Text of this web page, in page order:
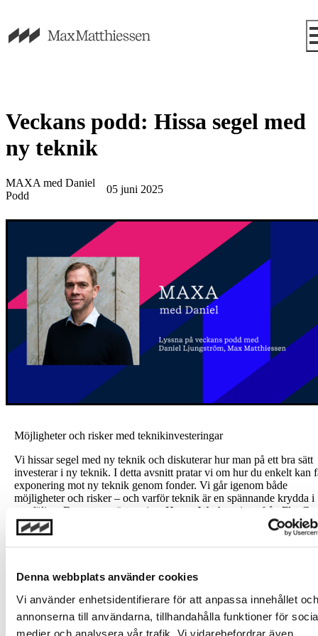
Denna webbplats använder cookies
Vi använder enhetsidentifierare för att anpassa innehållet och
annonserna till användarna, tillhandahålla funktioner för
medier och analysera vår trafik. Vi vidarebefordrar även
Veckans podd: Hissa segel med
ny teknik
MAXA med Daniel
Podd
05 juni 2025
Möjligheter och risker med teknikinvesteringar
Vi hissar segel med ny teknik och diskuterar hur man på ett bra sätt
investerar i ny teknik. I detta avsnitt pratar vi om hur du enkelt kan
exponering mot ny teknik genom fonder. Vi går igenom både
möjligheter och risker – och varför teknik är en spännande krydda i
portföljen. Dessutom gästas vi av Hanna Wachtmeister från Flat
som delar sina bästa insikter från tech-världen. Flat Capital är
börsnoterade och de ser ett stort intresse nu från investerare i sin
Vi hör efter varför intresset är så stort just nu för teknikinvesteringar
Lyssna på podden
Investeringar i finansiella instrument är förknippade med risk och en
investering kan både öka och minska i värde eller komma att bli